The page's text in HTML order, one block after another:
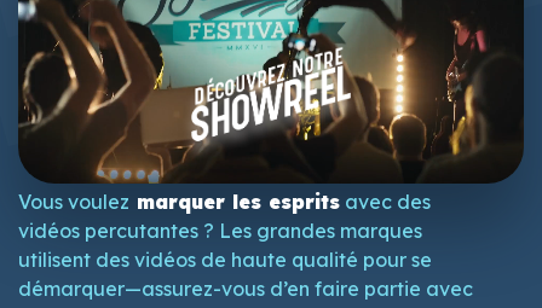
Vous voulez marquer les esprits avec des
vidéos percutantes ? Les grandes marques
utilisent des vidéos de haute qualité pour se
démarquer—assurez-vous d’en faire partie avec